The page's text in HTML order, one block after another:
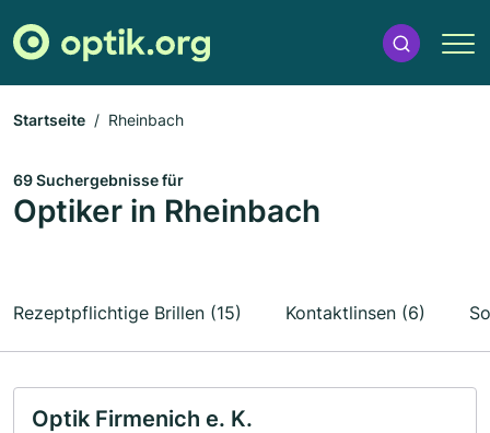
Startseite Rheinbach
69 Suchergebnisse für
Optiker in Rheinbach
Rezeptpflichtige Brillen (15) Kontaktlinsen (6)
Optik Firmenich e. K.